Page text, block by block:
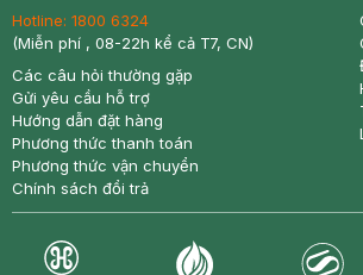
Hotline: 1800 6324
(Miễn phí , 08-22h kể cả T7, CN)
Các câu hỏi thường gặp
Gửi yêu cầu hỗ trợ
Hướng dẫn đặt hàng
Phương thức thanh toán
Phương thức vận chuyển
Chính sách đổi trả